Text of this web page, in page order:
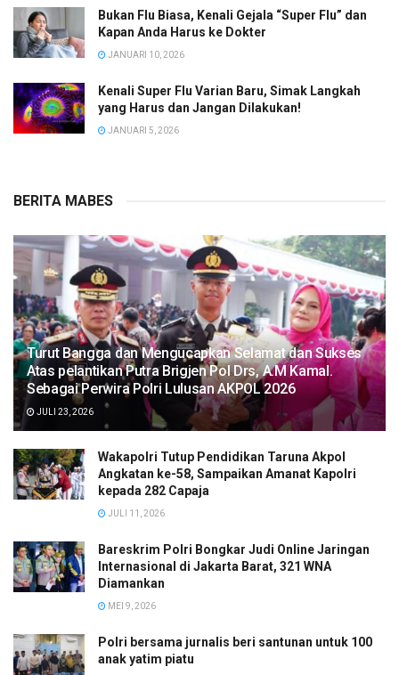
Bukan Flu Biasa, Kenali Gejala “Super Flu” dan
Kapan Anda Harus ke Dokter
JANUARI 10, 2026
Kenali Super Flu Varian Baru, Simak Langkah
yang Harus dan Jangan Dilakukan!
JANUARI 5, 2026
BERITA MABES
Turut Bangga dan Mengucapkan Selamat dan Sukses
Atas pelantikan Putra Brigjen Pol Drs, A.M Kamal.
Sebagai Perwira Polri Lulusan AKPOL 2026
JULI 23, 2026
Wakapolri Tutup Pendidikan Taruna Akpol
Angkatan ke-58, Sampaikan Amanat Kapolri
kepada 282 Capaja
JULI 11, 2026
Bareskrim Polri Bongkar Judi Online Jaringan
Internasional di Jakarta Barat, 321 WNA
Diamankan
MEI 9, 2026
Polri bersama jurnalis beri santunan untuk 100
anak yatim piatu